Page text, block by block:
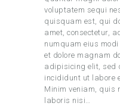
voluptatem sequi
quisquam est, qui
amet, consectetur,
numquam eius
et dolore magnam
adipisicing elit, sed
incididunt ut labore
Minim veniam, quis
laboris nisi…